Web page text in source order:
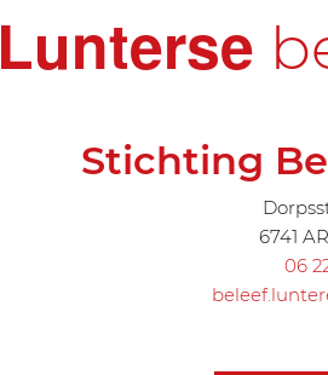
Lunterse
Stichting
6741
06